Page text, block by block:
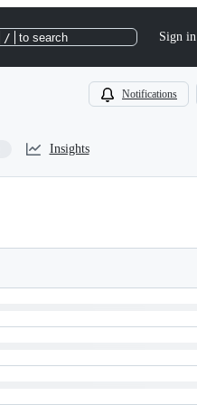
/ to search Sign in
Notifications
Insights